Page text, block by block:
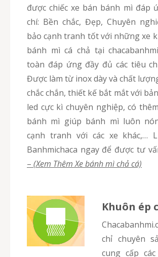
được chiếc xe bán bánh mì đáp
chí: Bền chắc, Đẹp, Chuyên
bảo cạnh tranh tốt với những xe
bánh mì cá chả tại
toàn đáp ứng đầy đủ các tiêu
Được làm từ inox dày và chất
chắc chắn, thiết kế bắt mắt với
led cực kì chuyên nghiệp, có
bánh mì giúp bánh mì luôn
cạnh tranh với các xe khác,…
Banhmichaca ngay để được tư
– (Xem Thêm Xe bánh mì chả cá)
Khuôn ép
chacabanhmi.com là địa
chỉ chuyên
cung cấp